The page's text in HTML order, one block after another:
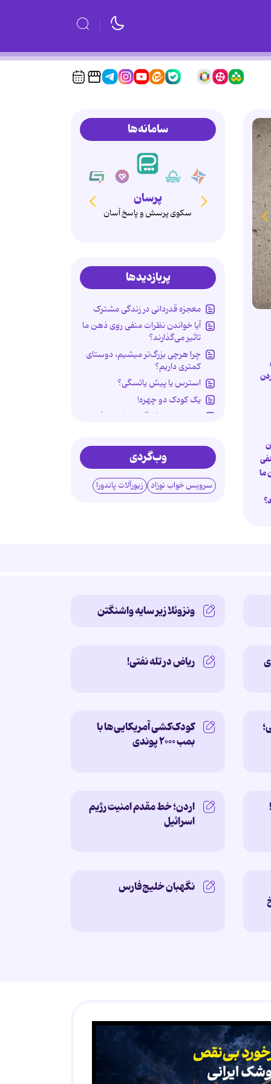
ما
سامانه‌ها
همدم
انتخاب آگاهانه، ازدواج پایدار
پربازدیدها
معجزه قدردانی در زندگی مشترک
آیا خواندن نظرات منفی روی ذهن ما
تاثیر می‌گذارند؟
چرا هرچی بزرگ‌تر میشیم، دوستای
کمتری داریم؟
استرس یا پیش یائسگی؟
یک کودک دو چهره!
راز محبوبیت غمگین‌نمایی در فضای
جنگ با پرچم دروغین
مراقبت‌های سلامتی پس از اربعین
ردپای سوگ در روان کودکان
شکستن قولنج گردن خطرناک
وب‌گردی
سرویس خواب نوزاد زیورآلات پاندورا
ونزوئلا زیر سایه‌ واشنگتن
ریاض در تله نفتی!
کودک‌کشی آمریکایی‌ها با
بمب ۲۰۰۰ پوندی
اردن؛ خط مقدم امنیت رژیم
اسرائیل
نگهبان خلیج‌فارس